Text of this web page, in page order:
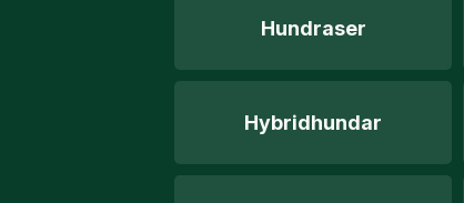
Hundraser
Hybridhundar